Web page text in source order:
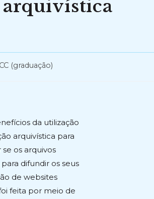
arquivística
(graduação)
da utilização
arquivística para
os arquivos
difundir os seus
de websites
feita por meio de